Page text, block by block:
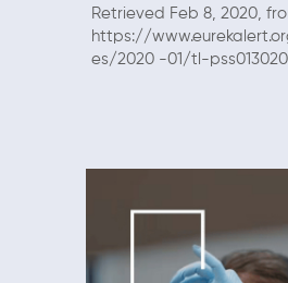
Retrieved Feb 8, 2020,
https://
es/2020 -01/tl-